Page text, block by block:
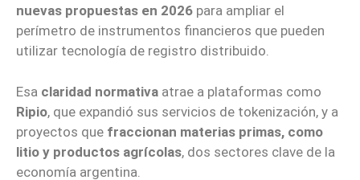
nuevas propuestas en 2026 para ampliar el
perímetro de instrumentos financieros que pueden
utilizar tecnología de registro distribuido.
Esa claridad normativa atrae a plataformas como
Ripio, que expandió sus servicios de tokenización, y a
proyectos que fraccionan materias primas, como
litio y productos agrícolas, dos sectores clave de la
economía argentina.